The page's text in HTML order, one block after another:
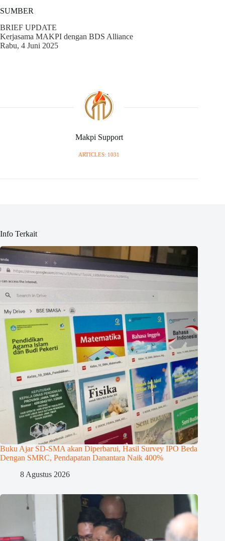
SUMBER
BRIEF UPDATE
Kerjasama MAKPI dengan BDS Alliance
Rabu, 4 Juni 2025
Makpi Support
ARTICLES: 1031
Info Terkait
Buku Ajar SD-SMA akan Diperbarui, Hasil Survey IPO Beda
Dengan SMRC, Pendapatan Danantara Naik 400%
8 Agustus 2026